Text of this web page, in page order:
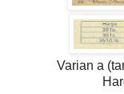
Varian a